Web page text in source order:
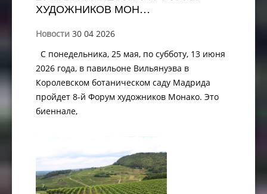
ХУДОЖНИКОВ МОН…
Новости 30 04 2026
С понедельника, 25 мая, по субботу, 13 июня
2026 года, в павильоне Вильянуэва в
Королевском ботаническом саду Мадрида
пройдет 8-й Форум художников Монако. Это
биеннале,